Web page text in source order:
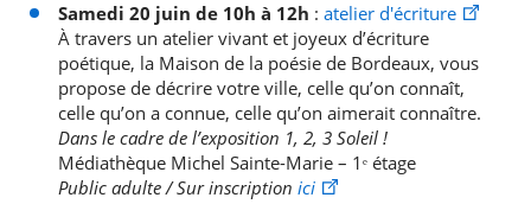
Samedi 20 juin de 10h à 12h : atelier d'écriture
À travers un atelier vivant et joyeux d’écriture
poétique, la Maison de la poésie de Bordeaux, vous
propose de décrire votre ville, celle qu’on connaît,
celle qu’on a connue, celle qu’on aimerait connaître.
Dans le cadre de l’exposition 1, 2, 3 Soleil !
Médiathèque Michel Sainte-Marie – 1ᵉ étage
Public adulte / Sur inscription ici